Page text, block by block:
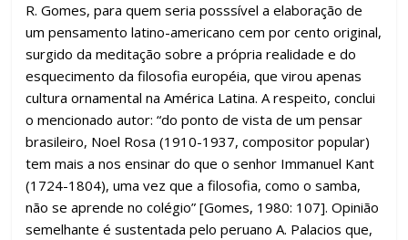
R. Gomes, para quem seria posssível a elaboração de
um pensamento latino-americano cem por cento original,
surgido da meditação sobre a própria realidade e do
esquecimento da filosofia européia, que virou apenas
cultura ornamental na América Latina. A respeito, conclui
o mencionado autor: “do ponto de vista de um pensar
brasileiro, Noel Rosa (1910-1937, compositor popular)
tem mais a nos ensinar do que o senhor Immanuel Kant
(1724-1804), uma vez que a filosofia, como o samba,
não se aprende no colégio” [Gomes, 1980: 107]. Opinião
semelhante é sustentada pelo peruano A. Palacios que,